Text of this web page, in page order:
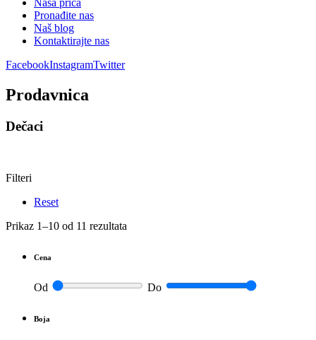
Naša priča
Pronađite nas
Naš blog
Kontaktirajte nas
FacebookInstagramTwitter
Prodavnica
Dečaci
Filteri
Reset
Prikaz 1–10 od 11 rezultata
Cena
Od Do
Boja